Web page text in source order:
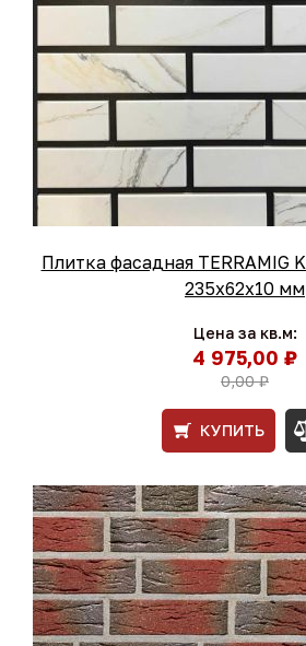
Плитка фасадная TERRAMIG
235х62х10 мм
Цена за кв.м:
4 975,00 ₽
0,00 ₽
КУПИТЬ